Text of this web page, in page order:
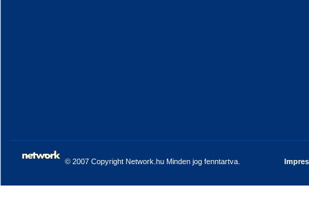
© 2007 Copyright Network.hu Minden jog fenntartva.